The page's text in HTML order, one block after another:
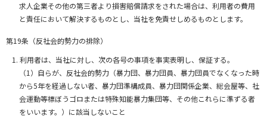
求人企業その他の第三者より損害賠償請求をされた場合は、利用者の費用
と責任において解決するものとし、当社を免責せしめるものとします。
第19条（反社会的勢力の排除）
利用者は、当社に対し、次の各号の事項を事実表明し、保証する。
（1）自らが、反社会的勢力（暴力団、暴力団員、暴力団員でなくなった時
から5年を経過しない者、暴力団準構成員、暴力団関係企業、総会屋等、社
会運動等標ぼうゴロまたは特殊知能暴力集団等、その他これらに準ずる者
をいいます。）に該当しないこと